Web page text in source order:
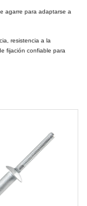
agarre para adaptarse a
resistencia a la
fijación confiable para